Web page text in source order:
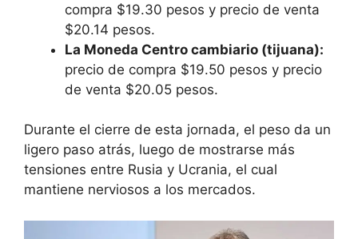
compra $19.30 pesos y precio de venta
$20.14 pesos.
La Moneda Centro cambiario (tijuana):
precio de compra $19.50 pesos y precio
de venta $20.05 pesos.
Durante el cierre de esta jornada, el peso da un
ligero paso atrás, luego de mostrarse más
tensiones entre Rusia y Ucrania, el cual
mantiene nerviosos a los mercados.